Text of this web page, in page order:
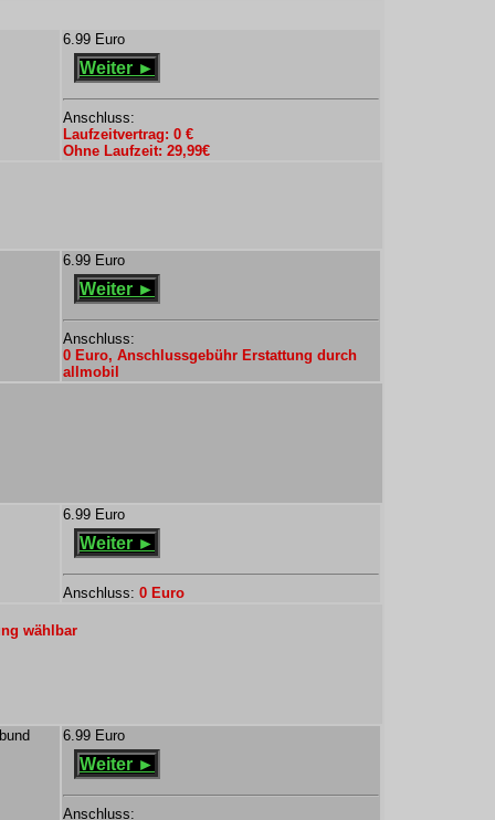
6.99 Euro
Weiter ►
Anschluss:
Laufzeitvertrag: 0 €
Ohne Laufzeit: 29,99€
6.99 Euro
Weiter ►
Anschluss:
0 Euro, Anschlussgebühr Erstattung durch
allmobil
6.99 Euro
Weiter ►
Anschluss: 0 Euro
wählbar
6.99 Euro
Weiter ►
Anschluss: